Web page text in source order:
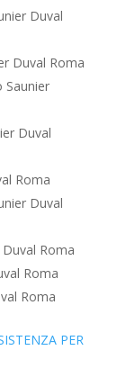
Duval
Duval Roma
Saunier
Duval
Roma
Duval
Roma
Roma
Roma
PER